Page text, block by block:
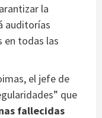
la
auditorías
en todas las
el jefe de
que
fallecidas